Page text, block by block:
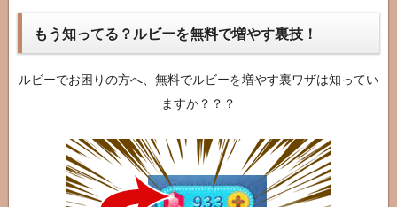
もう知ってる？ルビーを無料で増やす裏技！
ルビーでお困りの方へ、無料でルビーを増やす裏ワザは知ってい
ますか？？？